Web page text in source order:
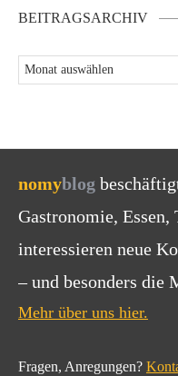
BEITRAGSARCHIV
nomyblog
Gastronomie, Essen,
interessieren neue
– und besonders die
Mehr über uns hier.
Fragen, Anregungen?